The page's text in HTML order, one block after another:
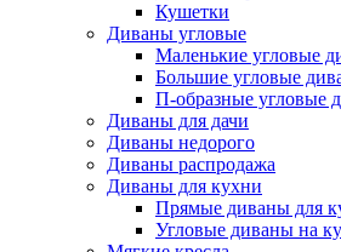
Кушетки
Диваны угловые
Маленькие угловые
Большие угловые
П-образные угловые
Диваны для дачи
Диваны недорого
Диваны распродажа
Диваны для кухни
Прямые диваны для
Угловые диваны на